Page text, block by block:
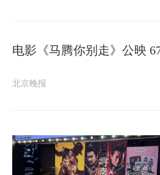
电影《马腾你别走》公映
北京晚报